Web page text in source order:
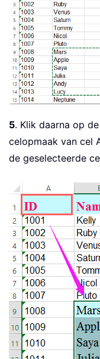
5. Klik daarna op
celopmaak van cel
de geselecteerde